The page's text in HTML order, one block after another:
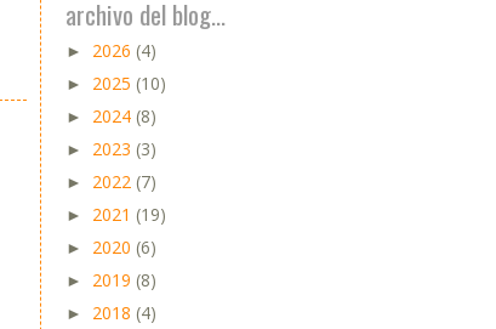
archivo del blog...
► 2026 (4)
► 2025 (10)
► 2024 (8)
► 2023 (3)
► 2022 (7)
► 2021 (19)
► 2020 (6)
► 2019 (8)
► 2018 (4)